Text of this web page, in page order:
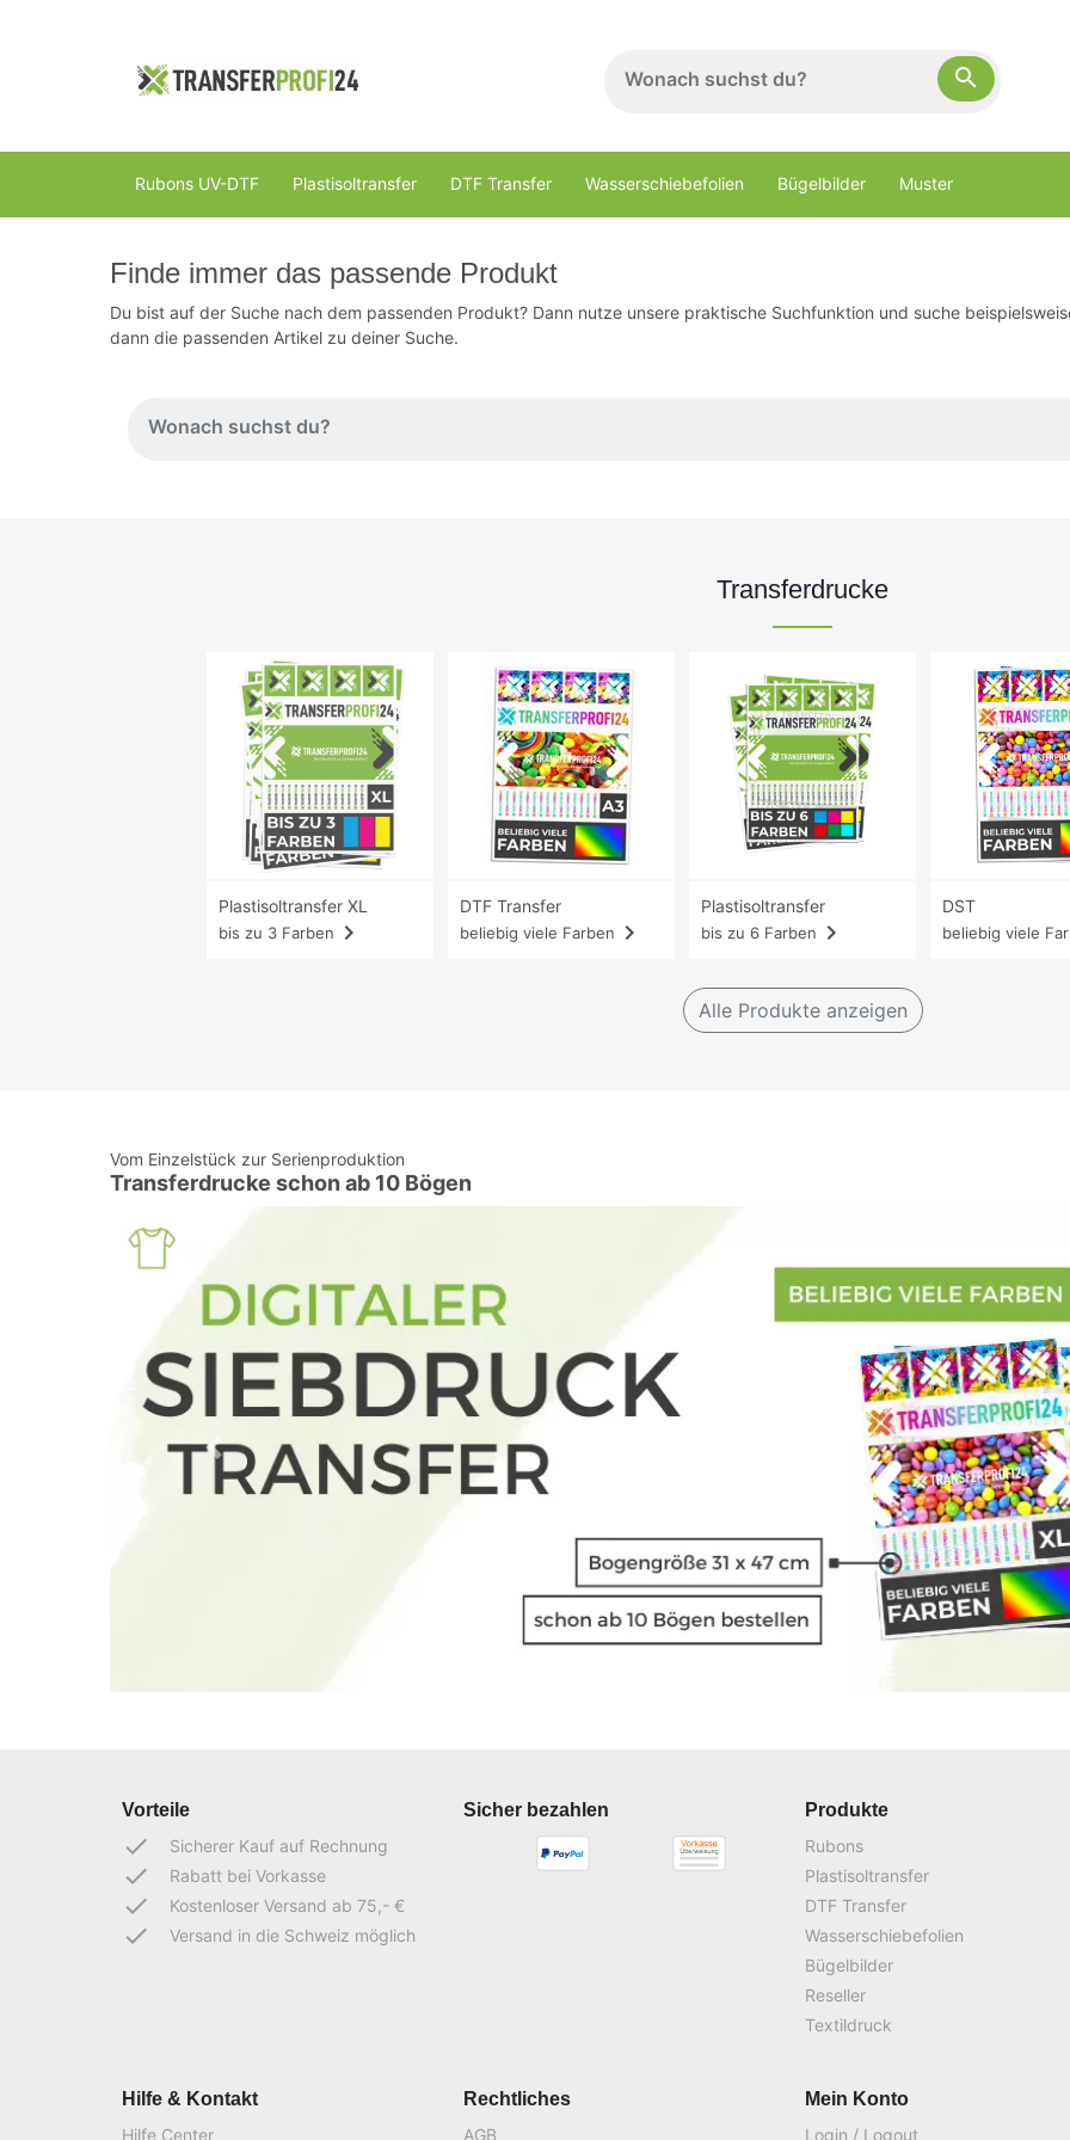
search
Rubons UV-DTF Plastisoltransfer DTF Transfer Wasserschiebefolien Bügelbilder Muster
Finde immer das passende Produkt
Du bist auf der Suche nach dem passenden Produkt? Dann nutze unsere praktische Suchfunktion und suche
dann die passenden Artikel zu deiner Suche.
Transferdrucke
Plastisoltransfer XL
bis zu 3 Farben navigate_next
DTF Transfer
beliebig viele Farben navigate_next
Plastisoltransfer
bis zu 6 Farben navigate_next
DST
beliebig viele
Alle Produkte anzeigen
Vom Einzelstück zur Serienproduktion
Transferdrucke schon ab 10 Bögen
Previous
Vorteile
done Sicherer Kauf auf Rechnung
done Rabatt bei Vorkasse
done Kostenloser Versand ab 75,- €
done Versand in die Schweiz möglich
Sicher bezahlen
Produkte
Rubons
Plastisoltransfer
DTF Transfer
Wasserschiebefolien
Bügelbilder
Reseller
Textildruck
Hilfe & Kontakt
Hilfe Center
Rechtliches
AGB
Mein Konto
Login / Logout